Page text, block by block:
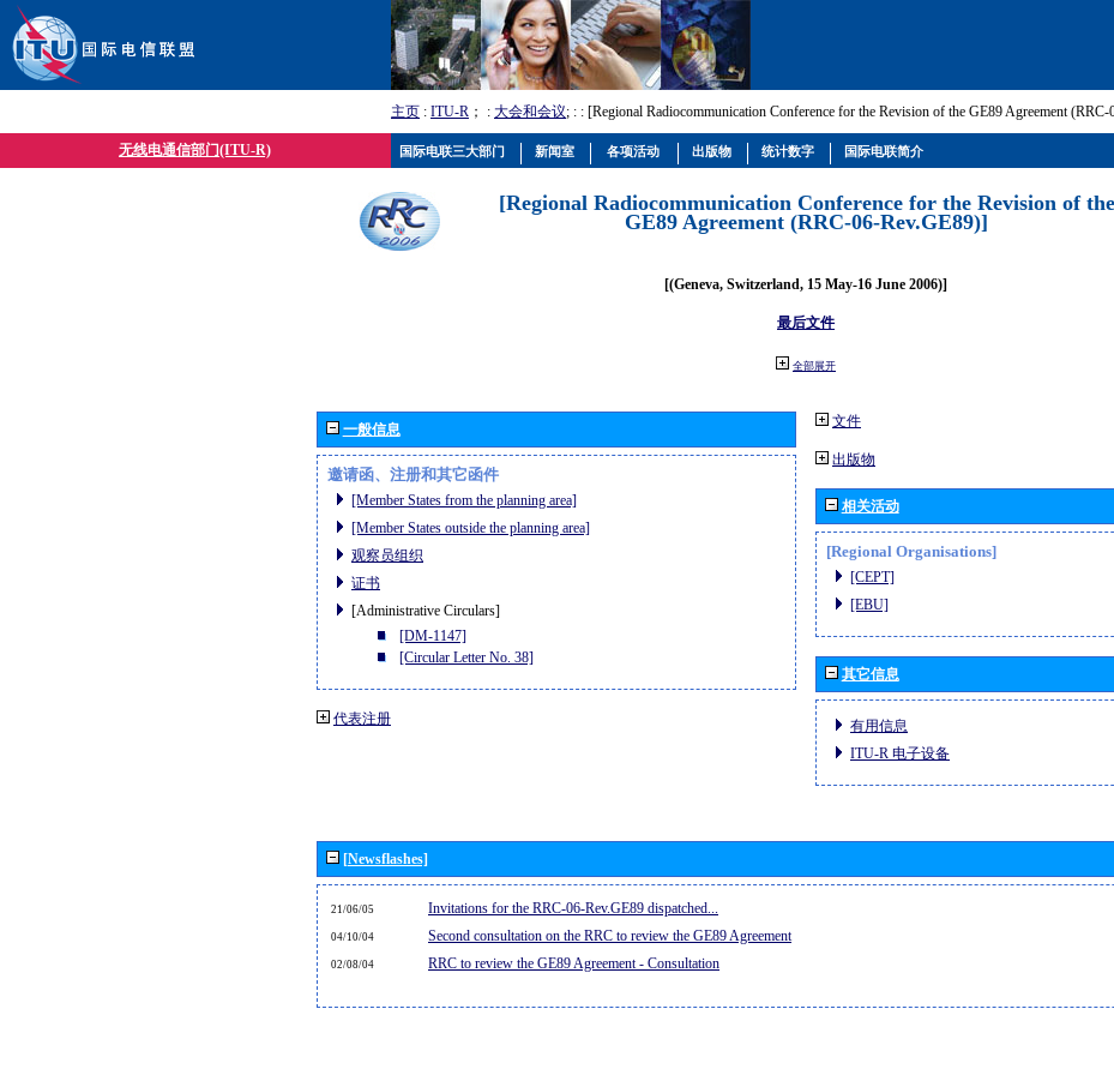
主页 : ITU-R ； : 大会和会议; : : [Regional Radiocommunication Conference for the Revision of the GE89 Agreement (RRC-
无线电通信部门(ITU-R)
[Regional Radiocommunication Conference for the Revision of the
GE89 Agreement (RRC-06-Rev.GE89)]
[(Geneva, Switzerland, 15 May-16 June 2006)]
最后文件
全部展开
一般信息
邀请函、注册和其它函件
[Member States from the planning area]
[Member States outside the planning area]
观察员组织
证书
[Administrative Circulars]
[DM-1147]
[Circular Letter No. 38]
代表注册
文件
出版物
相关活动
[Regional Organisations]
[CEPT]
[EBU]
其它信息
有用信息
ITU-R 电子设备
[Newsflashes]
21/06/05 Invitations for the RRC-06-Rev.GE89 dispatched...
04/10/04 Second consultation on the RRC to review the GE89 Agreement
02/08/04 RRC to review the GE89 Agreement - Consultation
国际电联三大部门 新闻室 各项活动 出版物 统计数字 国际电联简介